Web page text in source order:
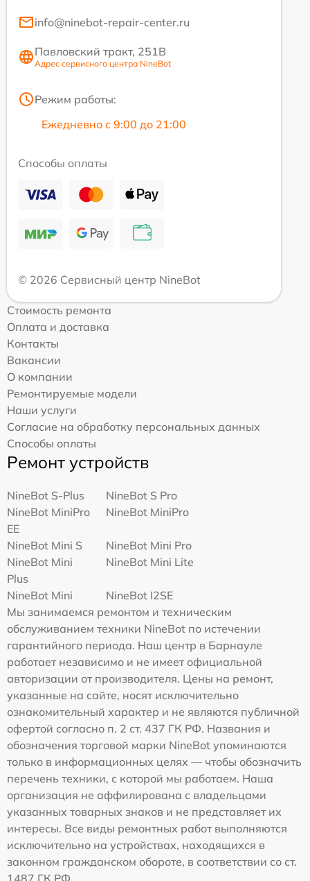
info@ninebot-repair-center.ru
Павловский тракт, 251В
Адрес сервисного центра NineBot
Режим работы:
Ежедневно с 9:00 до 21:00
Способы оплаты
© 2026 Сервисный центр NineBot
Стоимость ремонта
Оплата и доставка
Контакты
Вакансии
О компании
Ремонтируемые модели
Наши услуги
Согласие на обработку персональных данных
Способы оплаты
Ремонт устройств
NineBot S-Plus
NineBot S Pro
NineBot MiniPro
EE
NineBot MiniPro
NineBot Mini S
NineBot Mini Pro
NineBot Mini
Plus
NineBot Mini Lite
NineBot Mini
NineBot I2SE
Мы занимаемся ремонтом и техническим
обслуживанием техники NineBot по истечении
гарантийного периода. Наш центр в Барнауле
работает независимо и не имеет официальной
авторизации от производителя. Цены на ремонт,
указанные на сайте, носят исключительно
ознакомительный характер и не являются публичной
офертой согласно п. 2 ст. 437 ГК РФ. Названия и
обозначения торговой марки NineBot упоминаются
только в информационных целях — чтобы обозначить
перечень техники, с которой мы работаем. Наша
организация не аффилирована с владельцами
указанных товарных знаков и не представляет их
интересы. Все виды ремонтных работ выполняются
исключительно на устройствах, находящихся в
законном гражданском обороте, в соответствии со ст.